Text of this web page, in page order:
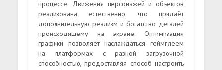
процессе. Движения персонажей и объектов
реализована естественно, что придаёт
дополнительную реализм и богатство деталей
происходящему на экране. Оптимизация
графики позволяет наслаждаться геймплеем
на платформах с разной загрузочной
способностью, предоставляя способ настроить